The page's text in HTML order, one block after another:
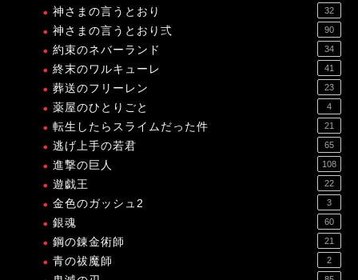
神さまの言うとおり 32
神さまの言うとおり弍 90
約束のネバーランド 34
終末のワルキューレ 41
葬送のフリーレン 23
薬屋のひとりごと 4
転生したらスライムだった件 21
逃げ上手の若君 65
進撃の巨人 108
遊戯王 22
金色のガッシュ2 3
銀魂 60
鋼の錬金術師 21
青の祓魔師 2